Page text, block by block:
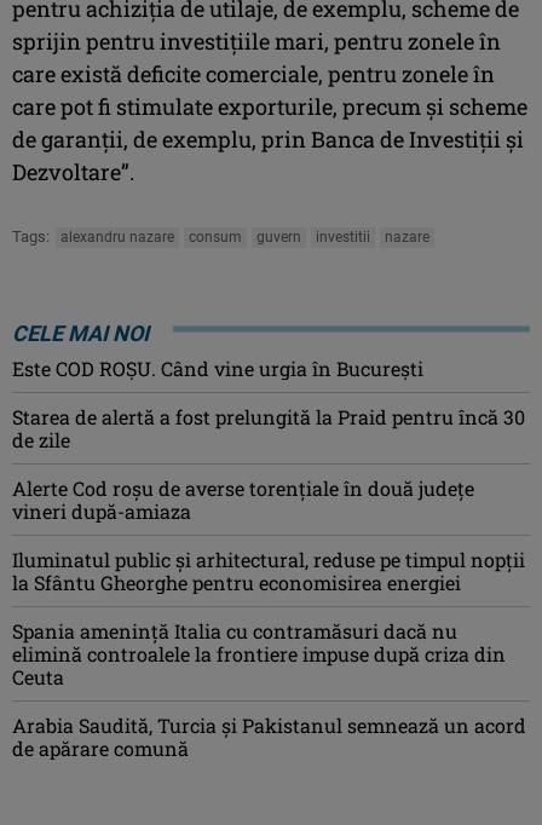
pentru achiziţia de utilaje, de exemplu, scheme de
sprijin pentru investiţiile mari, pentru zonele în
care există deficite comerciale, pentru zonele în
care pot fi stimulate exporturile, precum şi scheme
de garanţii, de exemplu, prin Banca de Investiţii şi
Dezvoltare”.
Tags: alexandru nazare consum guvern investitii nazare
CELE MAI NOI
Este COD ROŞU. Când vine urgia în Bucureşti
Starea de alertă a fost prelungită la Praid pentru încă 30
de zile
Alerte Cod roşu de averse torenţiale în două județe
vineri după-amiaza
Iluminatul public şi arhitectural, reduse pe timpul nopţii
la Sfântu Gheorghe pentru economisirea energiei
Spania ameninţă Italia cu contramăsuri dacă nu
elimină controalele la frontiere impuse după criza din
Ceuta
Arabia Saudită, Turcia şi Pakistanul semnează un acord
de apărare comună